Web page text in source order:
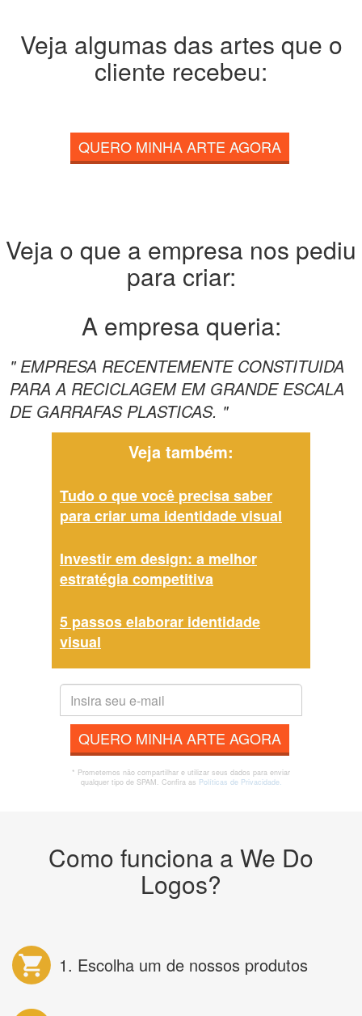
Veja algumas das artes que o
cliente recebeu:
QUERO MINHA ARTE AGORA
Veja o que a empresa nos pediu
para criar:
A empresa queria:
" EMPRESA RECENTEMENTE CONSTITUIDA
PARA A RECICLAGEM EM GRANDE ESCALA
DE GARRAFAS PLASTICAS. "
Veja também:
Tudo o que você precisa saber
para criar uma identidade visual
Investir em design: a melhor
estratégia competitiva
5 passos elaborar identidade
visual
QUERO MINHA ARTE AGORA
* Prometemos não compartilhar e utilizar seus dados para enviar
qualquer tipo de SPAM. Confira as Políticas de Privacidade.
Como funciona a We Do
Logos?
1. Escolha um de nossos produtos